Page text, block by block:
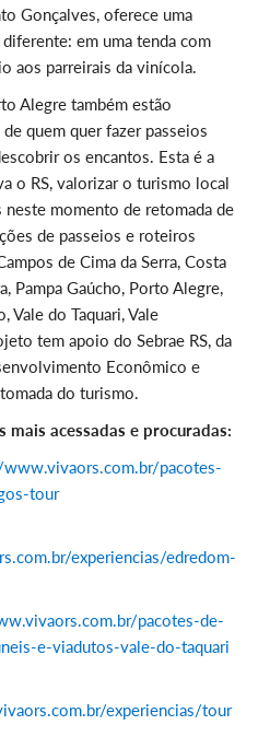
Gonçalves, oferece uma
em uma tenda com
aos parreirais da vinícola.
Alegre também estão
quem quer fazer passeios
os encantos. Esta é a
o RS, valorizar o turismo local
momento de retomada de
de passeios e roteiros
de Cima da Serra, Costa
Pampa Gaúcho, Porto Alegre,
Vale do Taquari, Vale
tem apoio do Sebrae RS, da
Econômico e
do turismo.
mais acessadas e procuradas:
pacotes-
tour
experiencias/edredom-
pacotes-de-
e-viadutos-vale-do-taquari
experiencias/tour